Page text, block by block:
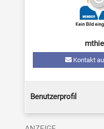
Kontakt
Benutzerprofil